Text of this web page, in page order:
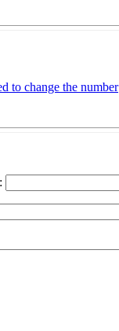
to change the number